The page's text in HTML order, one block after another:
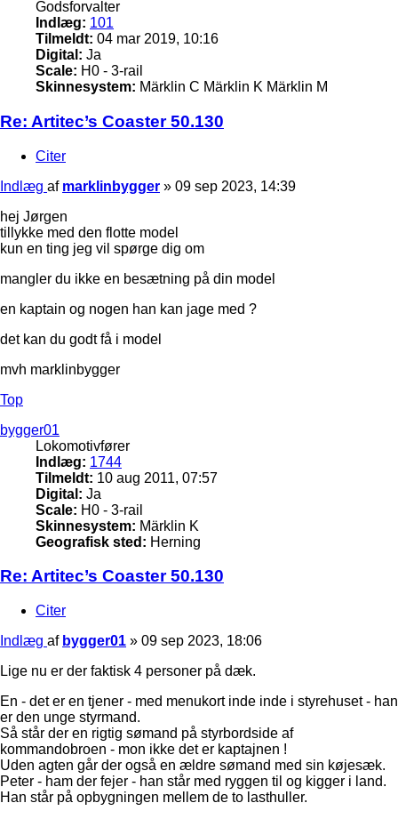
Godsforvalter
Indlæg: 101
Tilmeldt: 04 mar 2019, 10:16
Digital: Ja
Scale: H0 - 3-rail
Skinnesystem: Märklin C Märklin K Märklin M
Re: Artitec’s Coaster 50.130
Citer
Indlæg af marklinbygger » 09 sep 2023, 14:39
hej Jørgen
tillykke med den flotte model
kun en ting jeg vil spørge dig om
mangler du ikke en besætning på din model
en kaptain og nogen han kan jage med ?
det kan du godt få i model
mvh marklinbygger
Top
bygger01
Lokomotivfører
Indlæg: 1744
Tilmeldt: 10 aug 2011, 07:57
Digital: Ja
Scale: H0 - 3-rail
Skinnesystem: Märklin K
Geografisk sted: Herning
Re: Artitec’s Coaster 50.130
Citer
Indlæg af bygger01 » 09 sep 2023, 18:06
Lige nu er der faktisk 4 personer på dæk.
En - det er en tjener - med menukort inde inde i styrehuset - han
er den unge styrmand.
Så står der en rigtig sømand på styrbordside af
kommandobroen - mon ikke det er kaptajnen !
Uden agten går der også en ældre sømand med sin køjesæk.
Peter - ham der fejer - han står med ryggen til og kigger i land.
Han står på opbygningen mellem de to lasthuller.